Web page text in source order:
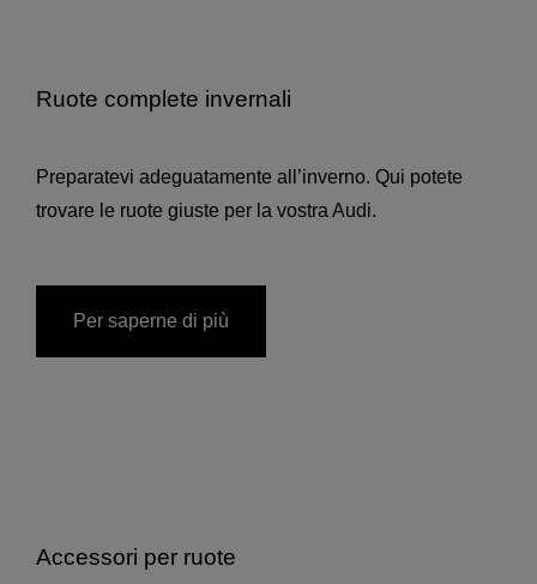
Ruote complete invernali
Preparatevi adeguatamente all’inverno. Qui potete
trovare le ruote giuste per la vostra Audi.
Per saperne di più
Accessori per ruote